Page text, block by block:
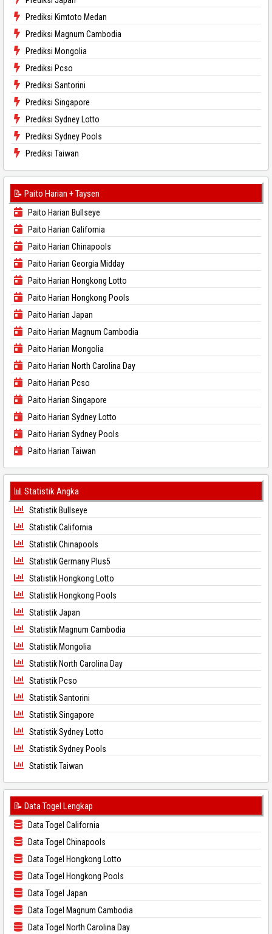
Prediksi Kimtoto Medan
Prediksi Magnum Cambodia
Prediksi Mongolia
Prediksi Pcso
Prediksi Santorini
Prediksi Singapore
Prediksi Sydney Lotto
Prediksi Sydney Pools
Prediksi Taiwan
📝 Paito Harian + Taysen
Paito Harian Bullseye
Paito Harian California
Paito Harian Chinapools
Paito Harian Georgia Midday
Paito Harian Hongkong Lotto
Paito Harian Hongkong Pools
Paito Harian Japan
Paito Harian Magnum Cambodia
Paito Harian Mongolia
Paito Harian North Carolina Day
Paito Harian Pcso
Paito Harian Singapore
Paito Harian Sydney Lotto
Paito Harian Sydney Pools
Paito Harian Taiwan
📊 Statistik Angka
Statistik Bullseye
Statistik California
Statistik Chinapools
Statistik Germany Plus5
Statistik Hongkong Lotto
Statistik Hongkong Pools
Statistik Japan
Statistik Magnum Cambodia
Statistik Mongolia
Statistik North Carolina Day
Statistik Pcso
Statistik Santorini
Statistik Singapore
Statistik Sydney Lotto
Statistik Sydney Pools
Statistik Taiwan
📝 Data Togel Lengkap
Data Togel California
Data Togel Chinapools
Data Togel Hongkong Lotto
Data Togel Hongkong Pools
Data Togel Japan
Data Togel Magnum Cambodia
Data Togel North Carolina Day